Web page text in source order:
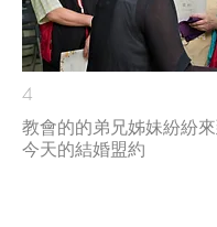
4
教會的的弟兄姊妹紛紛
今天的結婚盟約